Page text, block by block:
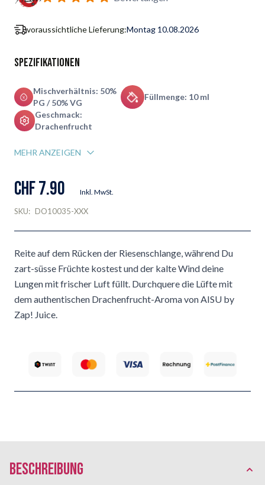
voraussichtliche Lieferung:Montag 10.08.2026
Spezifikationen
Mischverhältnis: 50%
PG / 50% VG
Füllmenge: 10 ml
Geschmack:
Drachenfrucht
MEHR ANZEIGEN
CHF 7.90 Inkl. MwSt.
SKU: DO10035-XXX
Reite auf dem Rücken der Riesenschlange, während Du
zart-süsse Früchte kostest und der kalte Wind deine
Lungen mit frischer Luft füllt. Durchquere die Lüfte mit
dem authentischen Drachenfrucht-Aroma von AISU by
Zap! Juice.
Beschreibung